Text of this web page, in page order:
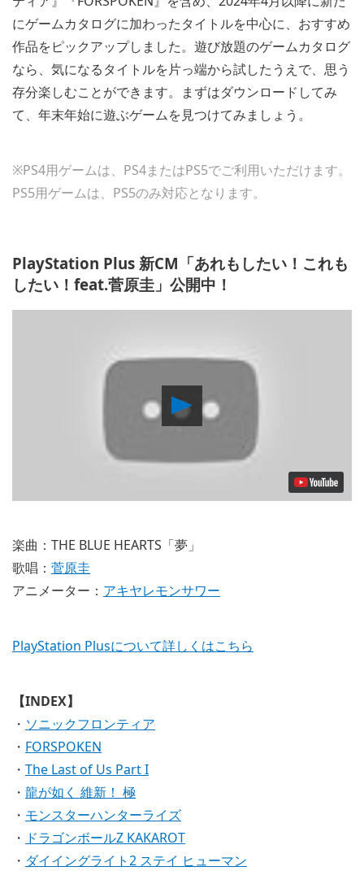
にゲームカタログに加わったタイトルを中心に、おすすめ
作品をピックアップしました。遊び放題のゲームカタログ
なら、気になるタイトルを片っ端から試したうえで、思う
存分楽しむことができます。まずはダウンロードしてみ
て、年末年始に遊ぶゲームを見つけてみましょう。
※PS4用ゲームは、PS4またはPS5でご利用いただけます。
PS5用ゲームは、PS5のみ対応となります。
PlayStation Plus 新CM「あれもしたい！これも
したい！feat.菅原圭」公開中！
Play
Video
楽曲：THE BLUE HEARTS「夢」
歌唱： 菅原圭
アニメーター： アキヤレモンサワー
PlayStation Plusについて詳しくはこちら
【INDEX】
・ ソニックフロンティア
・ FORSPOKEN
・ The Last of Us Part I
・ 龍が如く 維新！ 極
・ モンスターハンターライズ
・ ドラゴンボールZ KAKAROT
・ ダイイングライト2 ステイ ヒューマン